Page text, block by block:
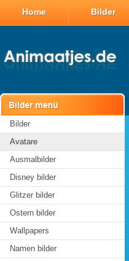
Home Bilder
Bilder
Avatare
Ausmalbilder
Disney bilder
Glitzer bilder
Ostern bilder
Wallpapers
Namen bilder